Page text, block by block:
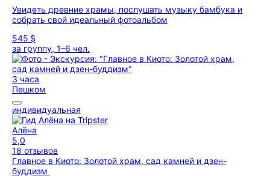
Увидеть древние храмы, послушать музыку бамбука и
собрать свой идеальный фотоальбом
545 $
за группу, 1–6 чел.
3 часа
Пешком
индивидуальная
Алёна
5,0
18 отзывов
Главное в Киото: Золотой храм, сад камней и дзен-
буддизм